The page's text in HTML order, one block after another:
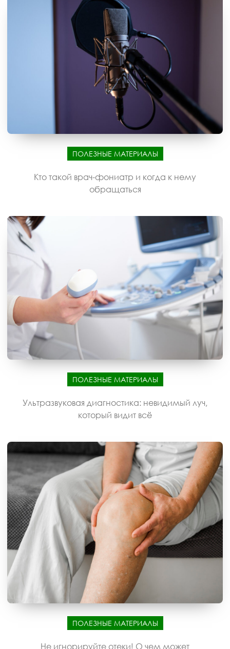
ПОЛЕЗНЫЕ МАТЕРИАЛЫ
Кто такой врач-фониатр и когда к нему
обращаться
ПОЛЕЗНЫЕ МАТЕРИАЛЫ
Ультразвуковая диагностика: невидимый луч,
который видит всё
ПОЛЕЗНЫЕ МАТЕРИАЛЫ
Не игнорируйте отеки! О чем может